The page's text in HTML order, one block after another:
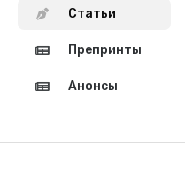
Статьи
Препринты
Анонсы